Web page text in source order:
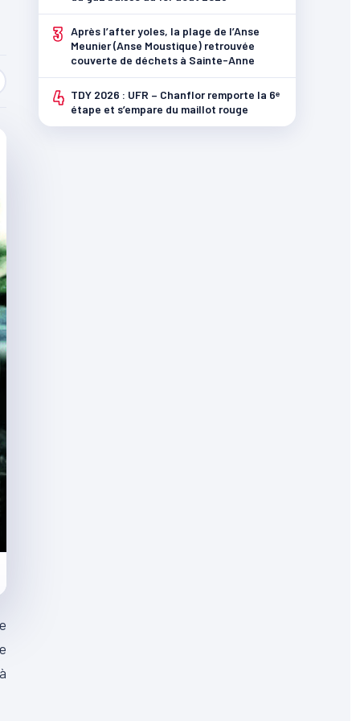
3 Après l’after yoles, la plage de l’Anse
Meunier (Anse Moustique) retrouvée
couverte de déchets à Sainte-Anne
4 TDY 2026 : UFR – Chanflor remporte la 6ᵉ
étape et s’empare du maillot rouge